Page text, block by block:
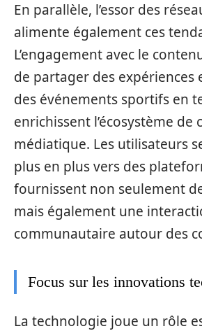
En parallèle, l’essor des
alimente également ces
L’engagement avec le
de partager des expériences
des événements sportifs en
enrichissent l’écosystème
médiatique. Les utilisateurs
plus en plus vers des
fournissent non seulement
mais également une
communautaire autour des
Focus sur les innovations
La technologie joue un rôle